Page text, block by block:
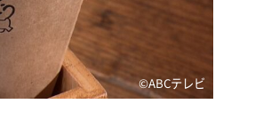
©ABCテレビ